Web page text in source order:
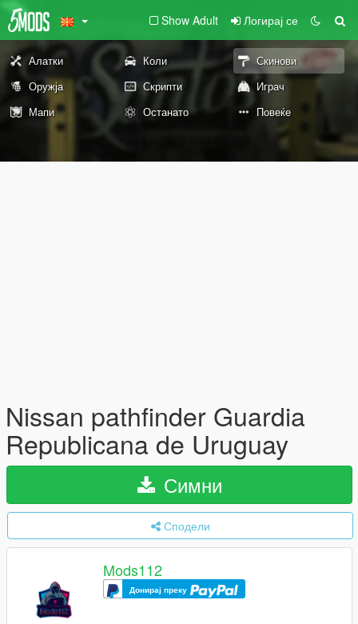
Show Adult Логирај се
Алатки Коли
Скинови
Оружја
Скрипти
Играч
Мапи
Останато Повеќе
Nissan pathfinder Guardia
Republicana de Uruguay
Симни
Сподели
Mods112
Донирај преку